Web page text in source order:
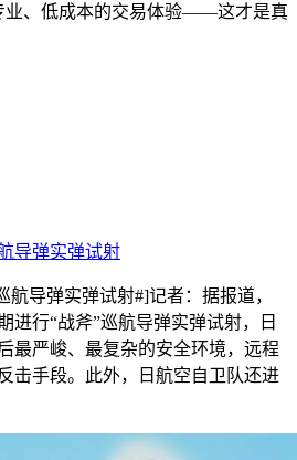
业、低成本的交易体验——这才是真
导弹实弹试射
航导弹实弹试射#]记者：据报道，
进行“战斧”巡航导弹实弹试射，日
最严峻、最复杂的安全环境，远程
击手段。此外，日航空自卫队还进